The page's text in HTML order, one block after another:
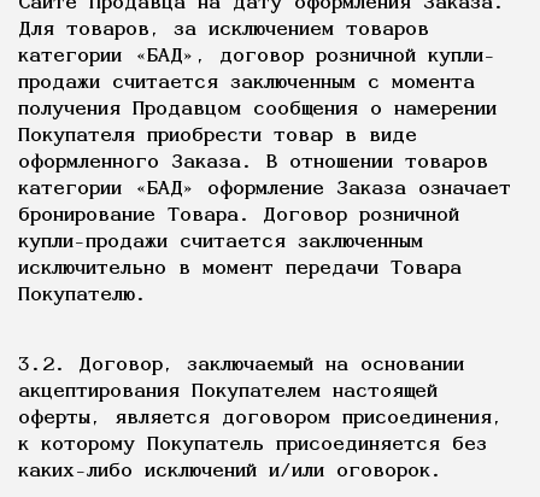
Для товаров, за исключением товаров
категории «БАД», договор розничной купли-
продажи считается заключенным с момента
получения Продавцом сообщения о намерении
Покупателя приобрести товар в виде
оформленного Заказа. В отношении товаров
категории «БАД» оформление Заказа означает
бронирование Товара. Договор розничной
купли-продажи считается заключенным
исключительно в момент передачи Товара
Покупателю.
3.2. Договор, заключаемый на основании
акцептирования Покупателем настоящей
оферты, является договором присоединения,
к которому Покупатель присоединяется без
каких-либо исключений и/или оговорок.